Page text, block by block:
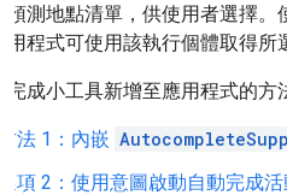
預測地點清單，供使用者選擇
用程式可使用該執行個體取得所
完成小工具新增至應用程式的方
方法 1：內嵌
選項 2：使用意圖啟動自動完成活